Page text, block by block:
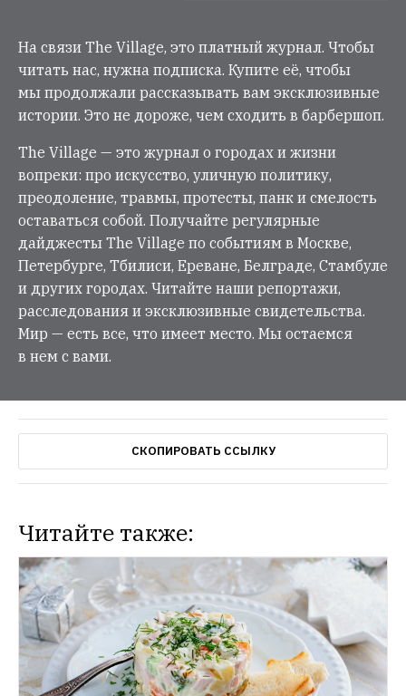
На связи The Village, это платный журнал. Чтобы
читать нас, нужна подписка. Купите её, чтобы
мы продолжали рассказывать вам эксклюзивные
истории. Это не дороже, чем сходить в барбершоп.
The Village — это журнал о городах и жизни
вопреки: про искусство, уличную политику,
преодоление, травмы, протесты, панк и смелость
оставаться собой. Получайте регулярные
дайджесты The Village по событиям в Москве,
Петербурге, Тбилиси, Ереване, Белграде, Стамбуле
и других городах. Читайте наши репортажи,
расследования и эксклюзивные свидетельства.
Мир — есть все, что имеет место. Мы остаемся
в нем с вами.
СКОПИРОВАТЬ ССЫЛКУ
Читайте также: